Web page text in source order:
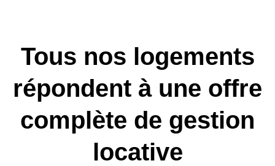
Tous nos logements
répondent à une offre
complète de gestion
locative